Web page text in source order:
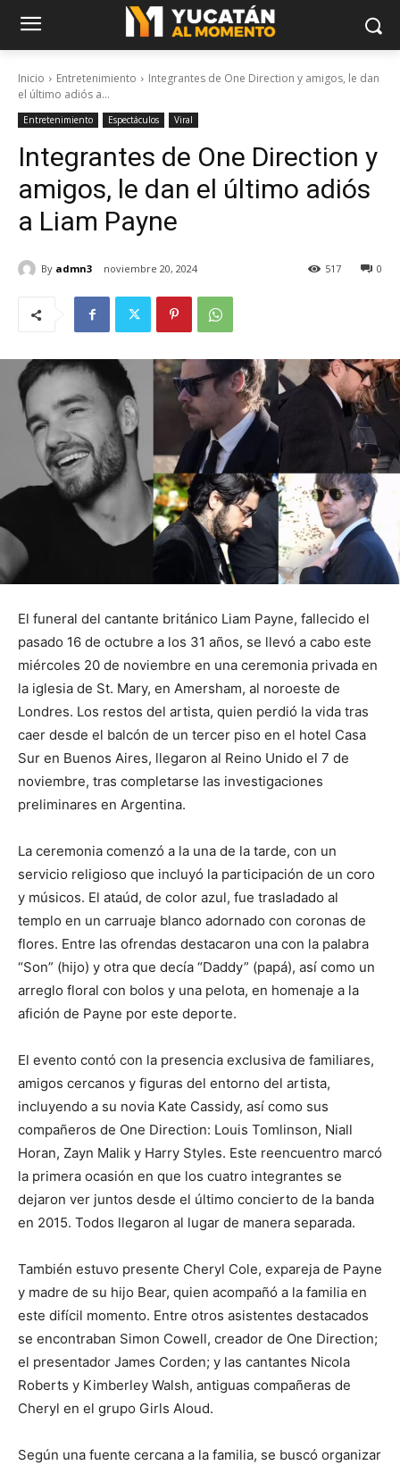
Inicio Entretenimiento
Integrantes de One Direction y amigos, le dan
el último adiós a...
Entretenimiento Espectáculos Viral
Integrantes de One Direction y
amigos, le dan el último adiós
a Liam Payne
By admn3 noviembre 20, 2024 0
517
El funeral del cantante británico Liam Payne, fallecido el
pasado 16 de octubre a los 31 años, se llevó a cabo este
miércoles 20 de noviembre en una ceremonia privada en
la iglesia de St. Mary, en Amersham, al noroeste de
Londres. Los restos del artista, quien perdió la vida tras
caer desde el balcón de un tercer piso en el hotel Casa
Sur en Buenos Aires, llegaron al Reino Unido el 7 de
noviembre, tras completarse las investigaciones
preliminares en Argentina.
La ceremonia comenzó a la una de la tarde, con un
servicio religioso que incluyó la participación de un coro
y músicos. El ataúd, de color azul, fue trasladado al
templo en un carruaje blanco adornado con coronas de
flores. Entre las ofrendas destacaron una con la palabra
“Son” (hijo) y otra que decía “Daddy” (papá), así como un
arreglo floral con bolos y una pelota, en homenaje a la
afición de Payne por este deporte.
El evento contó con la presencia exclusiva de familiares,
amigos cercanos y figuras del entorno del artista,
incluyendo a su novia Kate Cassidy, así como sus
compañeros de One Direction: Louis Tomlinson, Niall
Horan, Zayn Malik y Harry Styles. Este reencuentro marcó
la primera ocasión en que los cuatro integrantes se
dejaron ver juntos desde el último concierto de la banda
en 2015. Todos llegaron al lugar de manera separada.
También estuvo presente Cheryl Cole, expareja de Payne
y madre de su hijo Bear, quien acompañó a la familia en
este difícil momento. Entre otros asistentes destacados
se encontraban Simon Cowell, creador de One Direction;
el presentador James Corden; y las cantantes Nicola
Roberts y Kimberley Walsh, antiguas compañeras de
Cheryl en el grupo Girls Aloud.
Según una fuente cercana a la familia, se buscó organizar